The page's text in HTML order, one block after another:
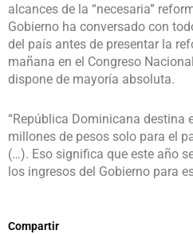
alcances de la “necesaria”
Gobierno ha conversado con
del país antes de presentar la
mañana en el Congreso
dispone de mayoría absoluta.
“República Dominicana destina
millones de pesos solo para el
(…). Eso significa que este año
los ingresos del Gobierno para
Compartir